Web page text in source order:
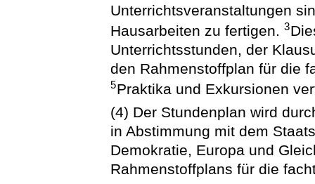
Unterrichtsveranstaltungen
Hausarbeiten zu fertigen.3
Unterrichtsstunden, der
den Rahmenstoffplan für die
5Praktika und Exkursionen
(4) Der Stundenplan wird
in Abstimmung mit dem
Demokratie, Europa und
Rahmenstoffplans für die